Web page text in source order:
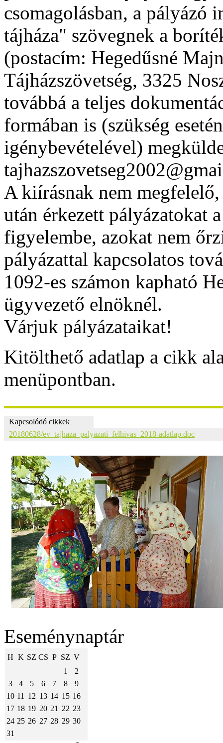
csomagolásban, a pályázó
tájháza" szövegnek a
(postacím: Hegedűsné
Tájházszövetség, 3325
továbbá a teljes
formában is (szükség
igénybevételével)
A kiírásnak nem
után érkezett pályázatokat
figyelembe, azokat nem
pályázattal kapcsolatos
1092-es számon kapható
ügyvezető elnöknél.
Várjuk pályázataikat!
Kitölthető adatlap a cikk
menüpontban.
Kapcsolódó cikkek
20180628/ev_tajhaza_palyazati_felhivas_2018-adatlap.doc
Eseménynaptár
H K SZ CS P SZ V
1
2
3
4 5 6 7 8
9
10 11 12 13 14 15 16
17 18 19 20 21 22 23
24 25 26 27 28 29 30
31